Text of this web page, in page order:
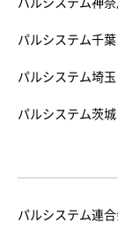
パルシステム神奈
パルシステム千葉
パルシステム埼玉
パルシステム茨城
パルシステム連